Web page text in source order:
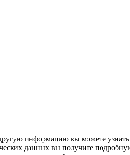
информацию вы можете
данных вы получите